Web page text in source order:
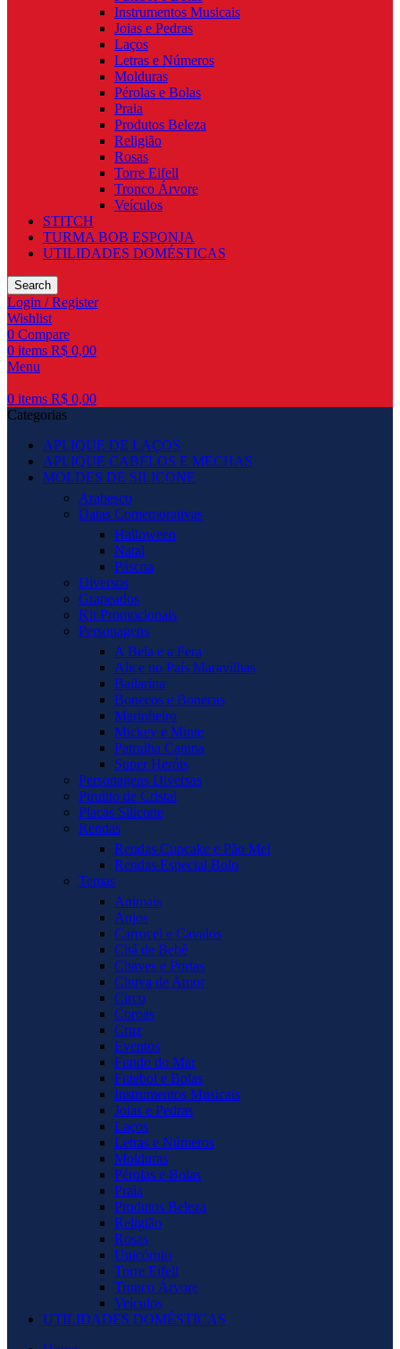
Instrumentos Musicais
Joias e Pedras
Laços
Letras e Números
Molduras
Pérolas e Bolas
Praia
Produtos Beleza
Religião
Rosas
Torre Eifell
Tronco Árvore
Veículos
STITCH
TURMA BOB ESPONJA
UTILIDADES DOMÉSTICAS
Search
Login / Register
Wishlist
0 Compare
0 items R$ 0,00
Menu
0 items R$ 0,00
Categorias
APLIQUE DE LAÇOS
APLIQUE CABELOS E MECHAS
MOLDES DE SILICONE
Arabesco
Datas Comemorativas
Halloween
Natal
Páscoa
Diversos
Grapeados
Kit Promocionais
Personagens
A Bela e a Fera
Alice no País Maravilhas
Bailarina
Bonecos e Bonecas
Marinheiro
Mickey e Minie
Patrulha Canina
Super Heróis
Personagens Diversas
Pirulito de Cristal
Placas Silicone
Rendas
Rendas Cupcake e Pão Mel
Rendas Especial Bolo
Temas
Animais
Anjos
Carrocel e Cavalos
Chá de Bebê
Chaves e Portas
Chuva de Amor
Circo
Coroas
Cruz
Eventos
Fundo do Mar
Futebol e Bolas
Instrumentos Musicais
Joias e Pedras
Laços
Letras e Números
Molduras
Pérolas e Bolas
Praia
Produtos Beleza
Religião
Rosas
Unicórnio
Torre Eifell
Tronco Árvore
Veículos
UTILIDADES DOMÉSTICAS